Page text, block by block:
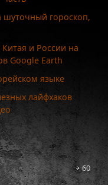
шуточный гороскоп,
и России на
Google Earth
языке
лайфхаков
60